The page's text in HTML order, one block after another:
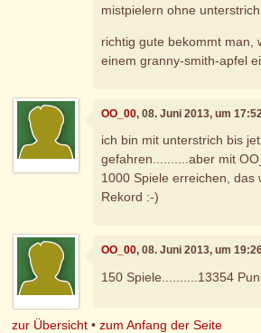
mistpielern ohne
richtig gute bekommt man,
einem granny-smith-apfel
OO_00, 08. Juni 2013, um
ich bin mit unterstrich bis
gefahren..........aber mit
1000 Spiele erreichen, das
Rekord :-)
OO_00, 08. Juni 2013, um
150 Spiele..........13354
zur Übersicht •zum Anfang der Seite